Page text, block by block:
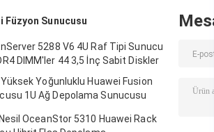
Füzyon Sunucusu
5288 V6 4U Raf Tipi Sunucu
DIMM'ler 44 3,5 İnç Sabit Diskler
Yoğunluklu Huawei Fusion
1U Ağ Depolama Sunucusu
OceanStor 5310 Huawei Rack